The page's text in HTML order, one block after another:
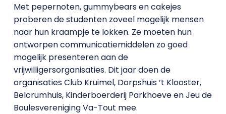
Met pepernoten, gummybears en cakejes
proberen de studenten zoveel mogelijk mensen
naar hun kraampje te lokken. Ze moeten hun
ontworpen communicatiemiddelen zo goed
mogelijk presenteren aan de
vrijwilligersorganisaties. Dit jaar doen de
organisaties Club Kruimel, Dorpshuis ’t Klooster,
Belcrumhuis, Kinderboerderij Parkhoeve en Jeu de
Boulesvereniging Va-Tout mee.